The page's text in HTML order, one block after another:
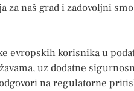
za naš grad i zadovoljni
evropskih korisnika u
uz dodatne
na regulatorne